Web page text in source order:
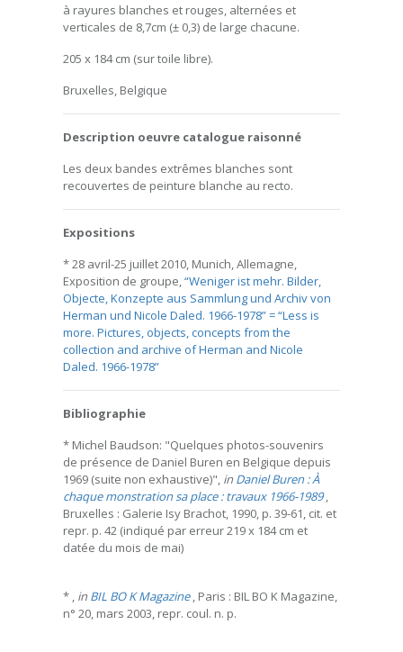
à rayures blanches et rouges, alternées et
verticales de 8,7cm (± 0,3) de large chacune.
205 x 184 cm (sur toile libre).
Bruxelles, Belgique
Description oeuvre catalogue raisonné
Les deux bandes extrêmes blanches sont
recouvertes de peinture blanche au recto.
Expositions
* 28 avril-25 juillet 2010, Munich, Allemagne,
Exposition de groupe,“Weniger ist mehr. Bilder,
Objecte, Konzepte aus Sammlung und Archiv von
Herman und Nicole Daled. 1966-1978” = “Less is
more. Pictures, objects, concepts from the
collection and archive of Herman and Nicole
Daled. 1966-1978”
Bibliographie
* Michel Baudson: "Quelques photos-souvenirs
de présence de Daniel Buren en Belgique depuis
1969 (suite non exhaustive)", in Daniel Buren : À
chaque monstration sa place : travaux 1966-1989,
Bruxelles : Galerie Isy Brachot, 1990, p. 39-61, cit. et
repr. p. 42 (indiqué par erreur 219 x 184 cm et
datée du mois de mai)
* , in BIL BO K Magazine, Paris : BIL BO K Magazine,
n° 20, mars 2003, repr. coul. n. p.